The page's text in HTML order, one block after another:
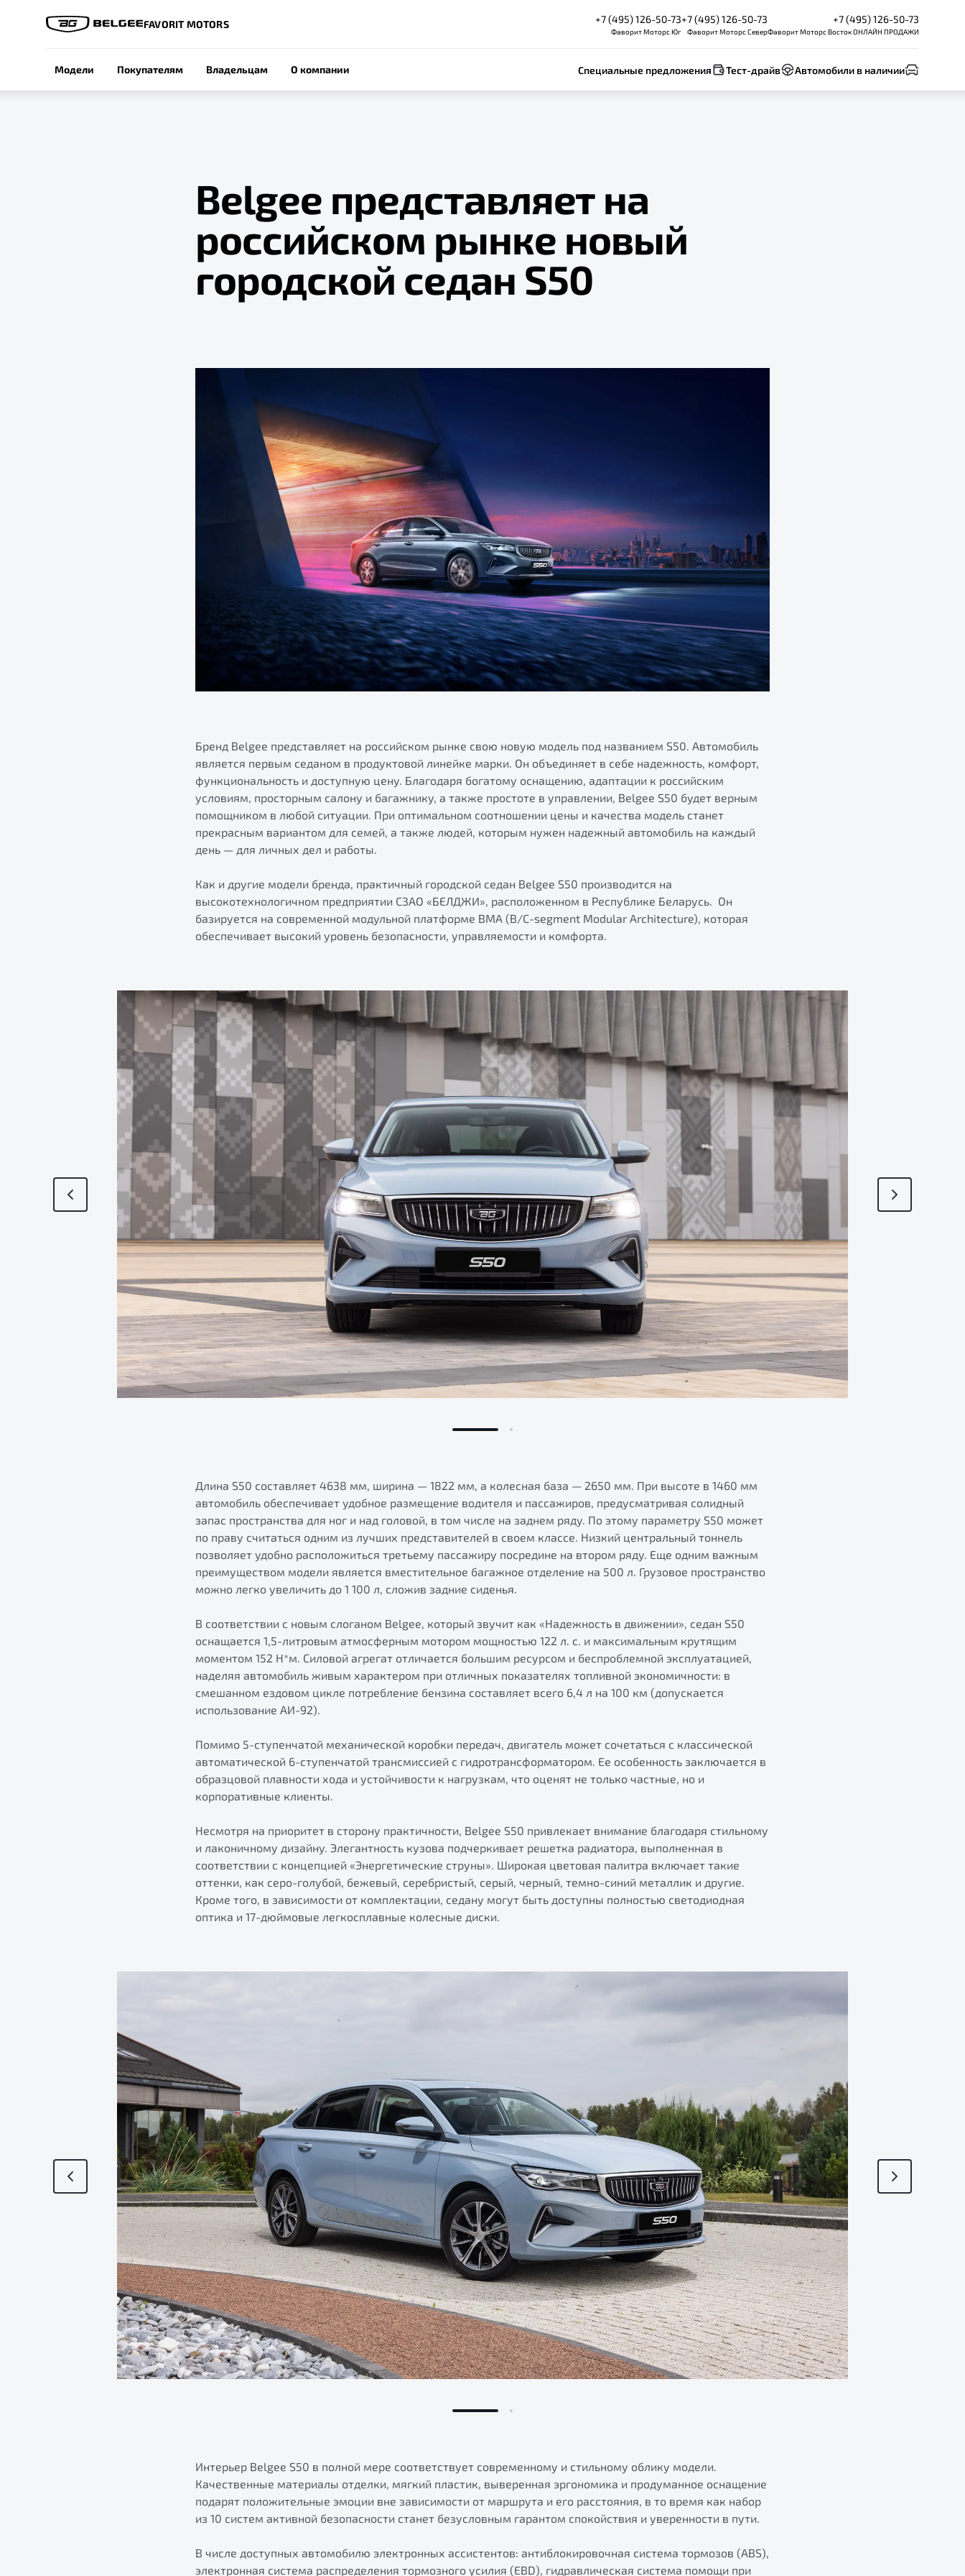
FAVORIT MOTORS +7 (495) 126-50-73
Фаворит Моторс Юг
+7 (495) 126-50-73
Фаворит Моторс Север
+7 (495) 126-50-73
Фаворит Моторс Восток ОНЛАЙН ПРОДАЖИ
Модели Покупателям Владельцам О компании Специальные предложения Тест-драйв Автомобили в наличии
Belgee представляет на
российском рынке новый
городской седан S50
Бренд Belgee представляет на российском рынке свою новую модель под названием S50. Автомобиль
является первым седаном в продуктовой линейке марки. Он объединяет в себе надежность, комфорт,
функциональность и доступную цену. Благодаря богатому оснащению, адаптации к российским
условиям, просторным салону и багажнику, а также простоте в управлении, Belgee S50 будет верным
помощником в любой ситуации. При оптимальном соотношении цены и качества модель станет
прекрасным вариантом для семей, а также людей, которым нужен надежный автомобиль на каждый
день — для личных дел и работы.
Как и другие модели бренда, практичный городской седан Belgee S50 производится на
высокотехнологичном предприятии СЗАО «БЕЛДЖИ», расположенном в Республике Беларусь. Он
базируется на современной модульной платформе BMA (B/С-segment Modular Architecture), которая
обеспечивает высокий уровень безопасности, управляемости и комфорта.
Длина S50 составляет 4638 мм, ширина — 1822 мм, а колесная база — 2650 мм. При высоте в 1460 мм
автомобиль обеспечивает удобное размещение водителя и пассажиров, предусматривая солидный
запас пространства для ног и над головой, в том числе на заднем ряду. По этому параметру S50 может
по праву считаться одним из лучших представителей в своем классе. Низкий центральный тоннель
позволяет удобно расположиться третьему пассажиру посредине на втором ряду. Еще одним важным
преимуществом модели является вместительное багажное отделение на 500 л. Грузовое пространство
можно легко увеличить до 1 100 л, сложив задние сиденья.
В соответствии с новым слоганом Belgee, который звучит как «Надежность в движении», седан S50
оснащается 1,5-литровым атмосферным мотором мощностью 122 л. с. и максимальным крутящим
моментом 152 Н*м. Силовой агрегат отличается большим ресурсом и беспроблемной эксплуатацией,
наделяя автомобиль живым характером при отличных показателях топливной экономичности: в
смешанном ездовом цикле потребление бензина составляет всего 6,4 л на 100 км (допускается
использование АИ-92).
Помимо 5-ступенчатой механической коробки передач, двигатель может сочетаться с классической
автоматической 6-ступенчатой трансмиссией с гидротрансформатором. Ее особенность заключается в
образцовой плавности хода и устойчивости к нагрузкам, что оценят не только частные, но и
корпоративные клиенты.
Несмотря на приоритет в сторону практичности, Belgee S50 привлекает внимание благодаря стильному
и лаконичному дизайну. Элегантность кузова подчеркивает решетка радиатора, выполненная в
соответствии с концепцией «Энергетические струны». Широкая цветовая палитра включает такие
оттенки, как серо-голубой, бежевый, серебристый, серый, черный, темно-синий металлик и другие.
Кроме того, в зависимости от комплектации, седану могут быть доступны полностью светодиодная
оптика и 17-дюймовые легкосплавные колесные диски.
Интерьер Belgee S50 в полной мере соответствует современному и стильному облику модели.
Качественные материалы отделки, мягкий пластик, выверенная эргономика и продуманное оснащение
подарят положительные эмоции вне зависимости от маршрута и его расстояния, в то время как набор
из 10 систем активной безопасности станет безусловным гарантом спокойствия и уверенности в пути.
В числе доступных автомобилю электронных ассистентов: антиблокировочная система тормозов (ABS),
электронная система распределения тормозного усилия (EBD), гидравлическая система помощи при